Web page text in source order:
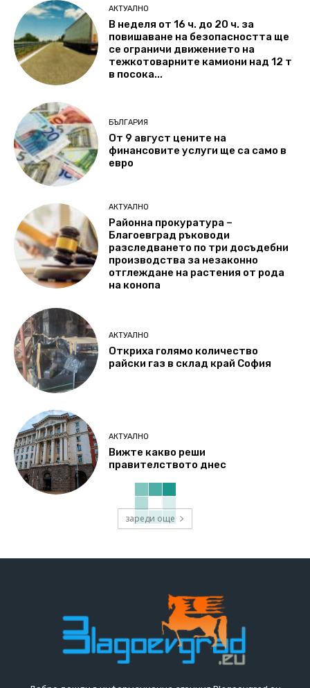
АКТУАЛНО
В неделя от 16 ч. до 20 ч. за
повишаване на безопасността ще
се ограничи движението на
тежкотоварните камиони над 12 т
в посока...
БЪЛГАРИЯ
От 9 август цените на
финансовите услуги ще са само в
евро
АКТУАЛНО
Районна прокуратура –
Благоевград ръководи
разследването по три досъдебни
производства за незаконно
отглеждане на растения от рода
на конопа
АКТУАЛНО
Откриха голямо количество
райски газ в склад край София
АКТУАЛНО
Вижте какво реши
правителството днес
зареди още